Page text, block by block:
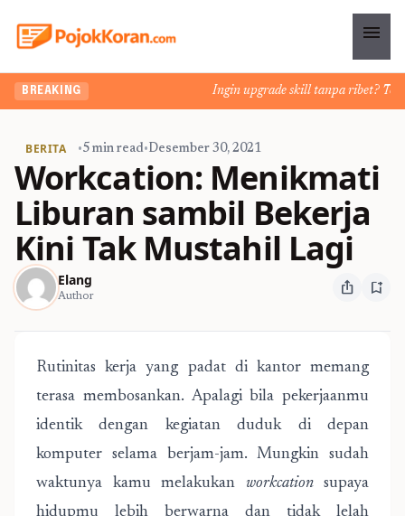
menu
BREAKING Ingin upgrade skill tanpa ribet?
BERITA •5 min read•Desember 30, 2021
Workcation: Menikmati
Liburan sambil Bekerja
Kini Tak Mustahil Lagi
Elang
Author ios_share bookmark_add
Rutinitas kerja yang padat di kantor memang
terasa membosankan. Apalagi bila pekerjaanmu
identik dengan kegiatan duduk di depan
komputer selama berjam-jam. Mungkin sudah
waktunya kamu melakukan workcation supaya
hidupmu lebih berwarna dan tidak lelah